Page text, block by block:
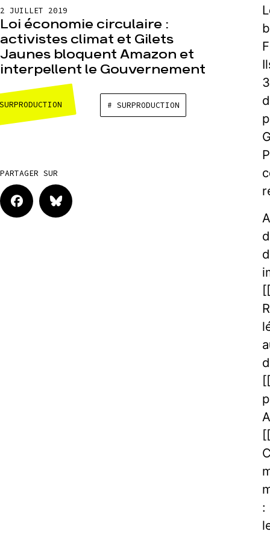
2 JUILLET 2019
Loi économie circulaire :
activistes climat et Gilets
Jaunes bloquent Amazon et
interpellent le Gouvernement
# SURPRODUCTION
PARTAGER SUR
: